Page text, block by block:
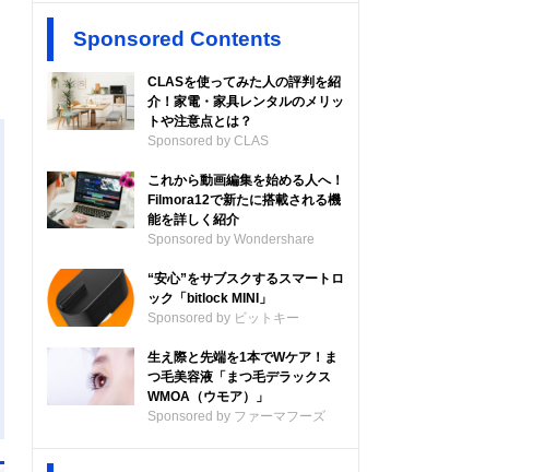
Sponsored Contents
CLASを使ってみた人の評判を紹
介！家電・家具レンタルのメリッ
トや注意点とは？
Sponsored by CLAS
これから動画編集を始める人へ！
Filmora12で新たに搭載される機
能を詳しく紹介
Sponsored by Wondershare
“安心”をサブスクするスマートロ
ック「bitlock MINI」
Sponsored by ビットキー
生え際と先端を1本でWケア！ま
つ毛美容液「まつ毛デラックス
WMOA（ウモア）」
Sponsored by ファーマフーズ